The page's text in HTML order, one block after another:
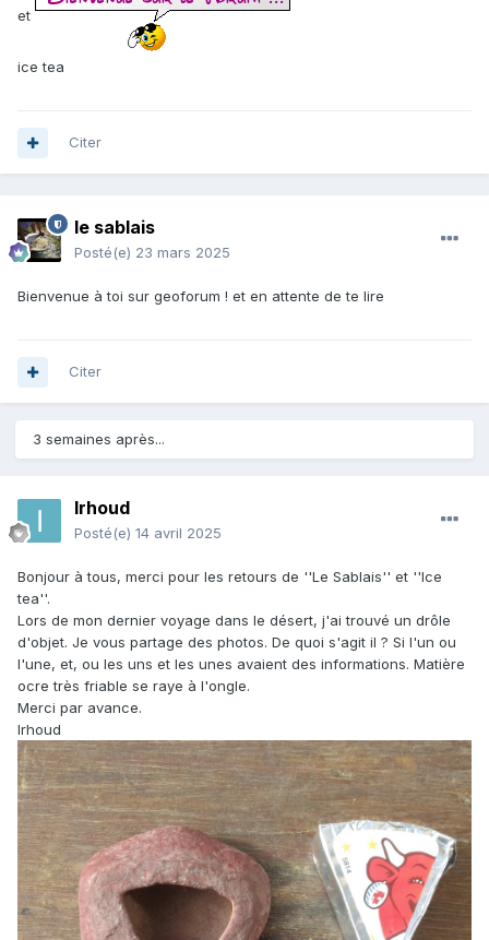
et
ice tea
Citer
le sablais
Posté(e) 23 mars 2025
Bienvenue à toi sur geoforum ! et en attente de te lire
Citer
3 semaines après...
Irhoud
Posté(e) 14 avril 2025
Bonjour à tous, merci pour les retours de ''Le Sablais'' et ''Ice
tea''.
Lors de mon dernier voyage dans le désert, j'ai trouvé un drôle
d'objet. Je vous partage des photos. De quoi s'agit il ? Si l'un ou
l'une, et, ou les uns et les unes avaient des informations. Matière
ocre très friable se raye à l'ongle.
Merci par avance.
Irhoud